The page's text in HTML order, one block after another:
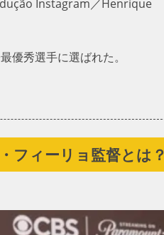
Instagram／Henrique
優秀選手に選ばれた。
フィーリョ監督とは？